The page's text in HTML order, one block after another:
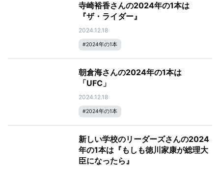
寺崎裕香さんの2024年の1本は
『ザ・ライダー』
2024.12.18
#2024年の1本
朝倉海さんの2024年の1本は
「UFC」
2024.12.18
#2024年の1本
新しい学校のリーダーズさんの2024
年の1本は『もしも徳川家康が総理大
臣になったら』